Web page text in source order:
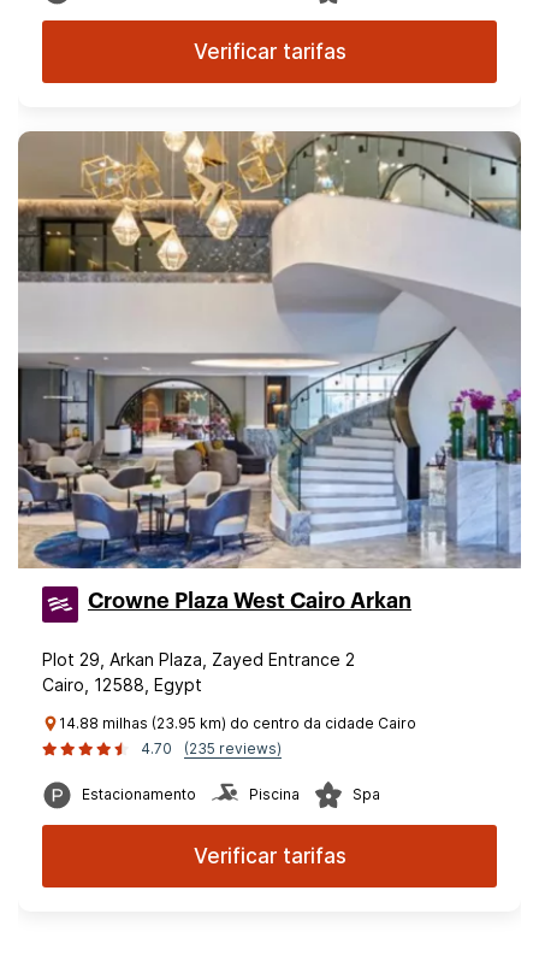
Verificar tarifas
Crowne Plaza West Cairo Arkan
Plot 29, Arkan Plaza, Zayed Entrance 2
Cairo, 12588, Egypt
14.88 milhas (23.95 km) do centro da cidade Cairo
4.70
(235 reviews)
Estacionamento Piscina Spa
Verificar tarifas